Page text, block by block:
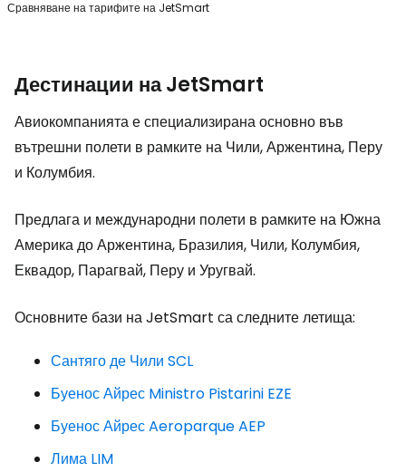
Сравняване на тарифите на JetSmart
Дестинации на JetSmart
Авиокомпанията е специализирана основно във
вътрешни полети в рамките на Чили, Аржентина, Перу
и Колумбия.
Предлага и международни полети в рамките на Южна
Америка до Аржентина, Бразилия, Чили, Колумбия,
Еквадор, Парагвай, Перу и Уругвай.
Основните бази на JetSmart са следните летища:
Сантяго де Чили SCL
Буенос Айрес Ministro Pistarini EZE
Буенос Айрес Aeroparque AEP
Лима LIM